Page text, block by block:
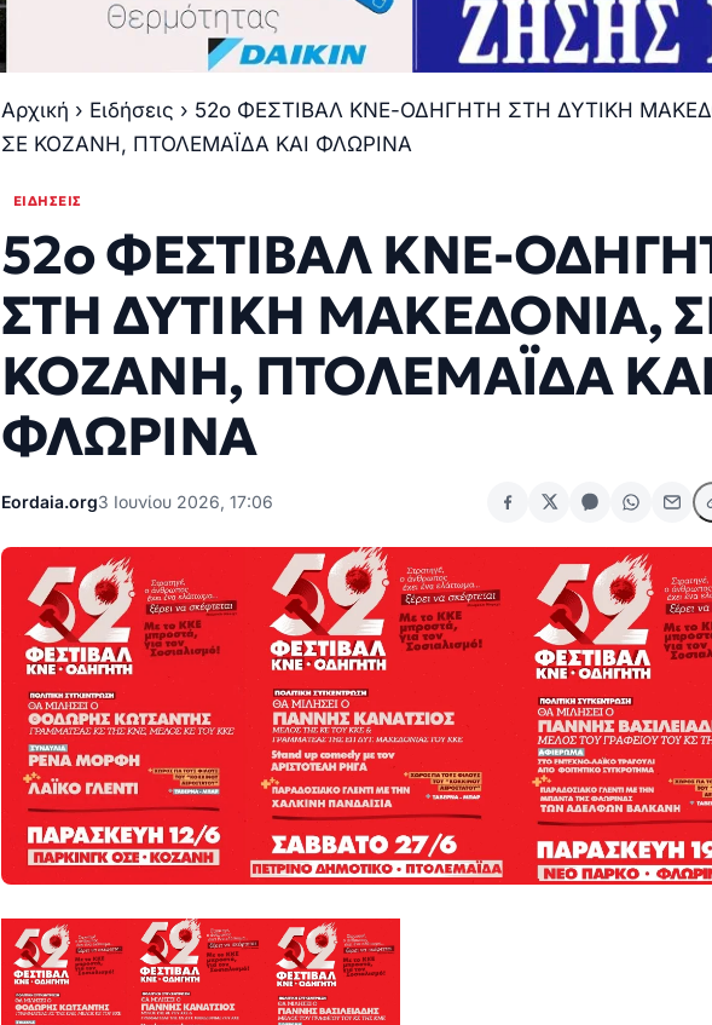
Αρχική › Ειδήσεις › 52ο ΦΕΣΤΙΒΑΛ ΚΝΕ-ΟΔΗΓΗΤΗ ΣΤΗ ΔΥΤΙΚΗ
ΣΕ ΚΟΖΑΝΗ, ΠΤΟΛΕΜΑΪΔΑ ΚΑΙ ΦΛΩΡΙΝΑ
ΕΙΔΉΣΕΙΣ
52ο ΦΕΣΤΙΒΑΛ ΚΝΕ-
ΣΤΗ ΔΥΤΙΚΗ ΜΑΚΕΔΟΝΙΑ,
ΚΟΖΑΝΗ, ΠΤΟΛΕΜΑΪΔΑ ΚΑΙ
ΦΛΩΡΙΝΑ
Eordaia.org3 Ιουνίου 2026, 17:06